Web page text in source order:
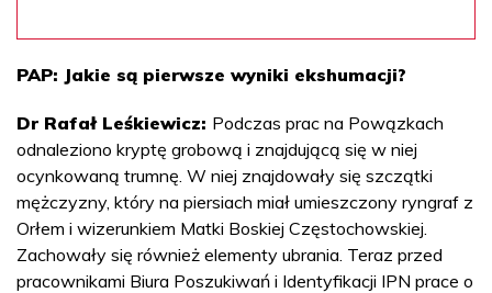
PAP: Jakie są pierwsze wyniki ekshumacji?
Dr Rafał Leśkiewicz: Podczas prac na Powązkach
odnaleziono kryptę grobową i znajdującą się w niej
ocynkowaną trumnę. W niej znajdowały się szczątki
mężczyzny, który na piersiach miał umieszczony ryngraf z
Orłem i wizerunkiem Matki Boskiej Częstochowskiej.
Zachowały się również elementy ubrania. Teraz przed
pracownikami Biura Poszukiwań i Identyfikacji IPN prace o